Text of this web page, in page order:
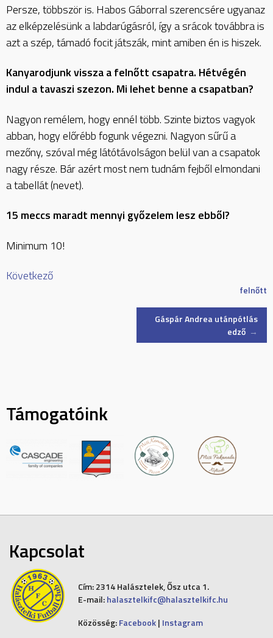
Persze, többször is. Habos Gáborral szerencsére ugyanaz
az elképzelésünk a labdarúgásról, így a srácok továbbra is
azt a szép, támadó focit játszák, mint amiben én is hiszek.
Kanyarodjunk vissza a felnőtt csapatra. Hétvégén
indul a tavaszi szezon. Mi lehet benne a csapatban?
Nagyon remélem, hogy ennél több. Szinte biztos vagyok
abban, hogy előrébb fogunk végezni. Nagyon sűrű a
mezőny, szóval még látótávolságon belül van a csapatok
nagy része. Bár azért most nem tudnám fejből elmondani
a tabellát (nevet).
15 meccs maradt mennyi győzelem lesz ebből?
Minimum 10!
Következő
felnőtt
Gáspár Andrea utánpótlás
edző →
Támogatóink
Kapcsolat
Cím:2314 Halásztelek, Ősz utca 1.
E-mail: halasztelkifc@halasztelkifc.hu
Közösség: Facebook| Instagram